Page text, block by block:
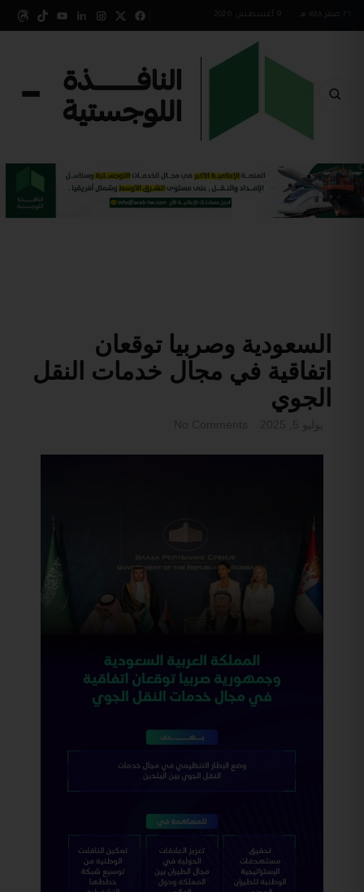
9 أغسطس 2026
السعودية وصربيا توقعان
اتفاقية في مجال خدمات النقل
الجوي